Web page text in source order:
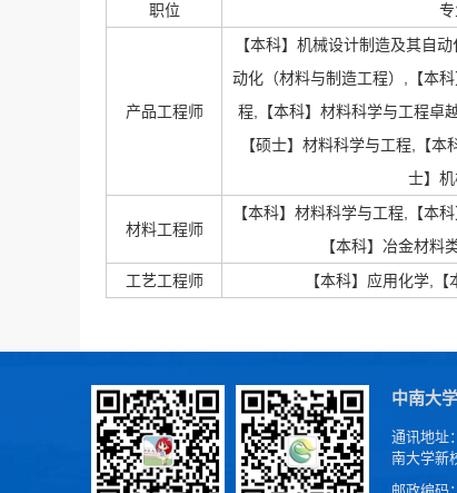
职位
产品工程师
【本科】机械设计制造及其自
动化（材料与制造工程）,【本
程,【本科】材料科学与工程卓
【硕士】材料科学与工程,【
士】
材料工程师
【本科】材料科学与工程,【本
【本科】冶金材料
工艺工程师 【本科】应用化学,
中南大
通讯地址
南大学新